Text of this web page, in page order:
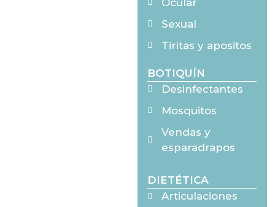
Sexual
Tiritas y apositos
BOTIQUÍN
Desinfectantes
Mosquitos
Vendas y
esparadrapos
DIETÉTICA
Articulaciones